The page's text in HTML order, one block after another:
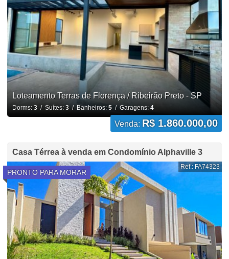
Loteamento Terras de Florença / Ribeirão Preto - SP
Dorms: 3/ Suítes: 3/ Banheiros: 5/ Garagens: 4
Venda: R$ 1.860.000,00
Casa Térrea à venda em Condomínio Alphaville 3
PRONTO PARA MORAR
Ref.: FA74323